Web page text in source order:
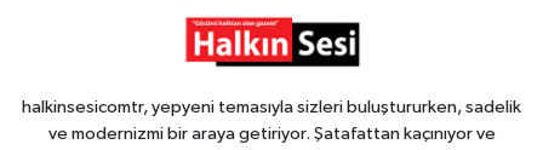
halkinsesicomtr, yepyeni temasıyla sizleri buluştururken, sadelik
ve modernizmi bir araya getiriyor. Şatafattan kaçınıyor ve